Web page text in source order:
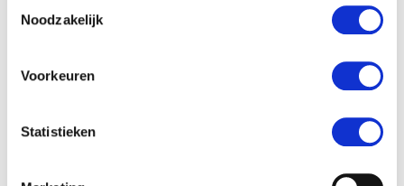
Noodzakelijk
Voorkeuren
Statistieken
Watermanagementcentrum Nederland (WMCN-LCW)
het KNMI, de provincies, het ministerie van LNV en